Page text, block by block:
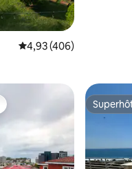
Évaluation moyenne
4,93 (406)